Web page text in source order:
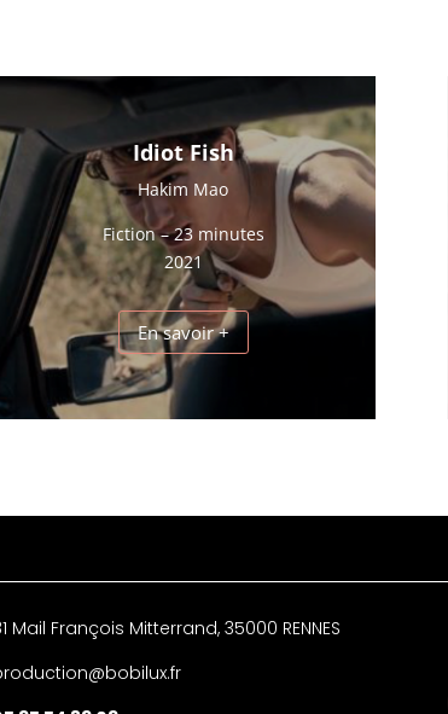
Idiot Fish
Hakim Mao
Fiction – 23 minutes
2021
En savoir +
Mail François Mitterrand, 35000 RENNES